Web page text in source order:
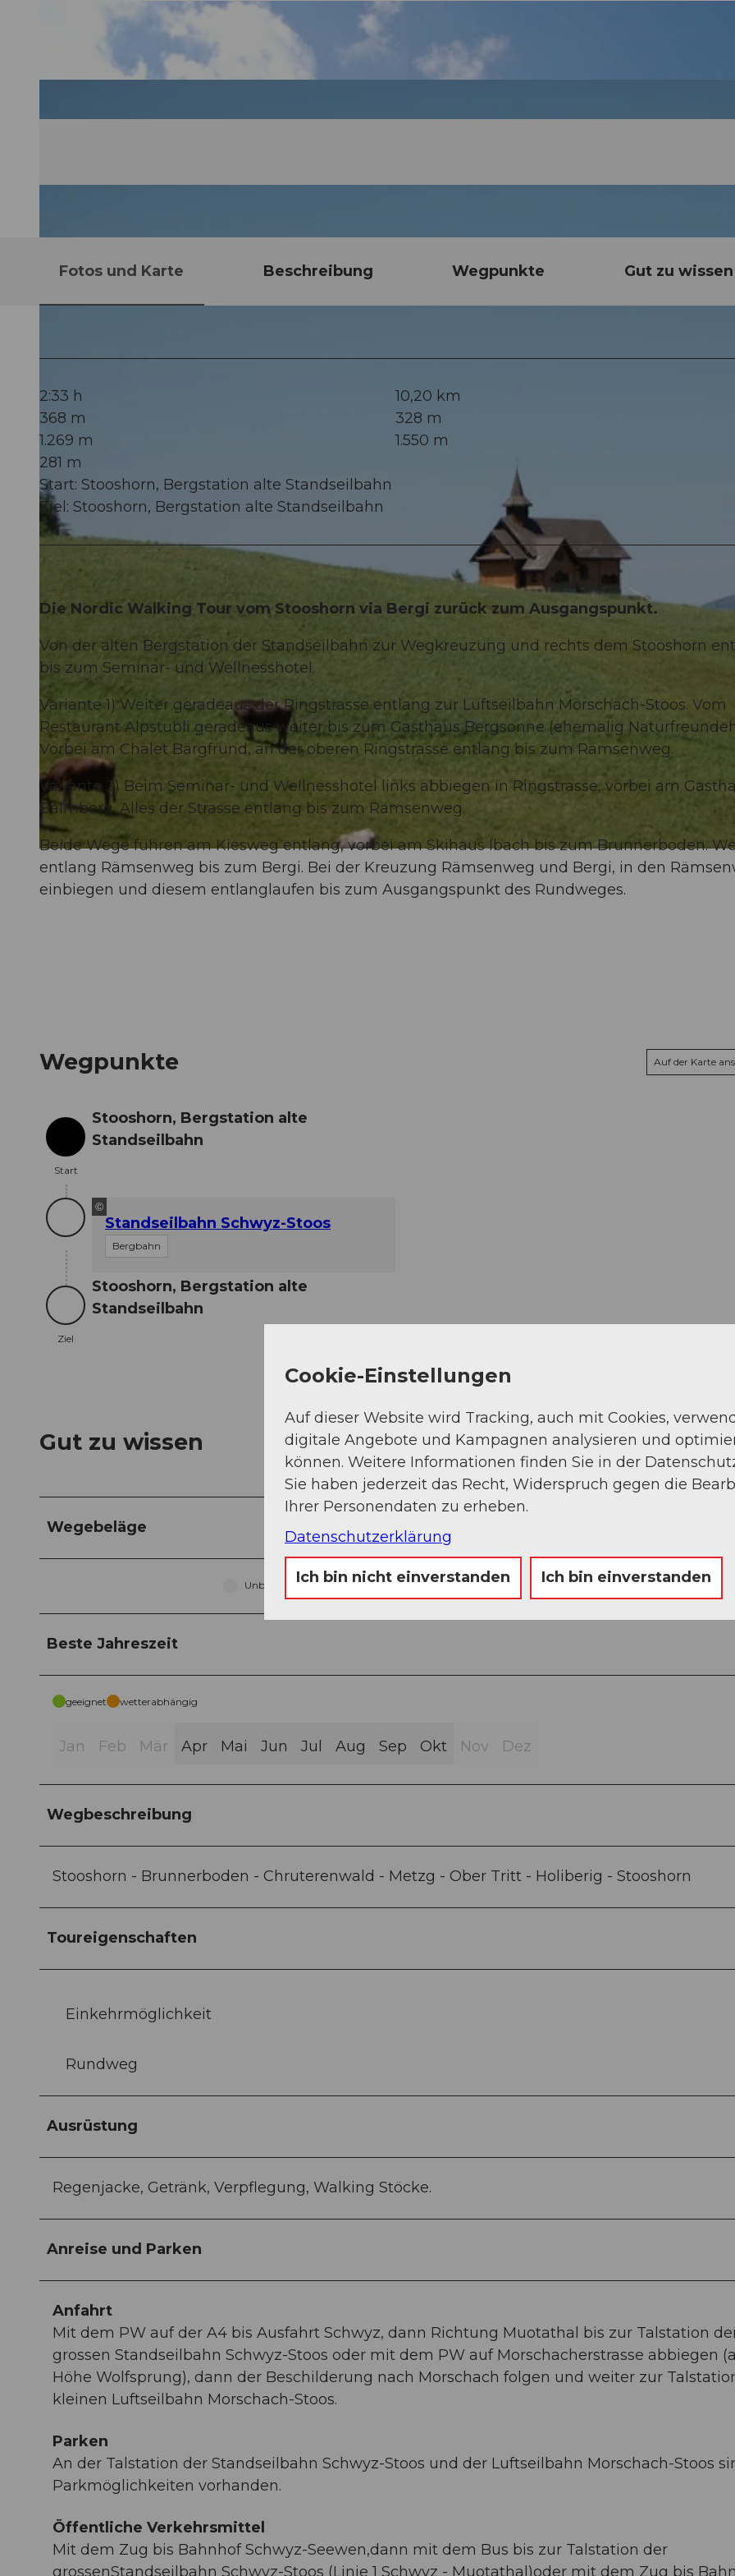
© Stoos-Muotatal Tourismus, Stoos-Muotatal Tourismus
© Stoos-Muotatal Tourismus, Stoos-Muotatal Tourismus
Fotos und Karte Beschreibung Wegpunkte Gut zu wissen
2:33 h
10,20 km
368 m
328 m
1.269 m
1.550 m
281 m
Start: Stooshorn, Bergstation alte Standseilbahn
Ziel: Stooshorn, Bergstation alte Standseilbahn
Die Nordic Walking Tour vom Stooshorn via Bergi zurück zum Ausgangspunkt.
Von der alten Bergstation der Standseilbahn zur Wegkreuzung und rechts dem Stooshorn
bis zum Seminar- und Wellnesshotel.
Variante 1) Weiter geradeaus der Ringstrasse entlang zur Luftseilbahn Morschach-Stoos. Vom
Restaurant Alpstubli geradeaus weiter bis zum Gasthaus Bergsonne (ehemalig
Vorbei am Chalet Bärgfründ, an der oberen Ringstrasse entlang bis zum Rämsenweg.
Variante 2) Beim Seminar- und Wellnesshotel links abbiegen in Ringstrasse, vorbei am
Balmberg. Alles der Strasse entlang bis zum Rämsenweg.
Beide Wege führen am Kiesweg entlang, vorbei am Skihaus Ibach bis zum Brunnerboden.
entlang Rämsenweg bis zum Bergi. Bei der Kreuzung Rämsenweg und Bergi, in den
einbiegen und diesem entlanglaufen bis zum Ausgangspunkt des Rundweges.
Wegpunkte Auf der Karte
Start
Start
Stooshorn, Bergstation alte
Standseilbahn
©
Standseilbahn Schwyz-Stoos
Bergbahn
Ziel
Ziel
Stooshorn, Bergstation alte
Standseilbahn
Gut zu wissen
Wegebeläge
Unbekannt (81%) Strasse (19%)
Beste Jahreszeit
geeignet wetterabhängig
Jan Feb Mär Apr Mai Jun Jul Aug Sep Okt Nov Dez
Wegbeschreibung
Stooshorn - Brunnerboden - Chruterenwald - Metzg - Ober Tritt - Holiberig - Stooshorn
Toureigenschaften
Einkehrmöglichkeit
Rundweg
Ausrüstung
Regenjacke, Getränk, Verpflegung, Walking Stöcke.
Anreise und Parken
Anfahrt
Mit dem PW auf der A4 bis Ausfahrt Schwyz, dann Richtung Muotathal bis zur Talstation
grossen Standseilbahn Schwyz-Stoos oder mit dem PW auf Morschacherstrasse abbiegen
Höhe Wolfsprung), dann der Beschilderung nach Morschach folgen und weiter zur
kleinen Luftseilbahn Morschach-Stoos.
Parken
An der Talstation der Standseilbahn Schwyz-Stoos und der Luftseilbahn Morschach-Stoos
Parkmöglichkeiten vorhanden.
Öffentliche Verkehrsmittel
Mit dem Zug bis Bahnhof Schwyz-Seewen,dann mit dem Bus bis zur Talstation der
grossenStandseilbahn Schwyz-Stoos (Linie 1 Schwyz - Muotathal)oder mit dem Zug bis
Cookie-Einstellungen
Auf dieser Website wird Tracking, auch mit Cookies,
digitale Angebote und Kampagnen analysieren und
können. Weitere Informationen finden Sie in der
Sie haben jederzeit das Recht, Widerspruch gegen die
Ihrer Personendaten zu erheben.
Datenschutzerklärung
Ich bin nicht einverstanden Ich bin einverstanden